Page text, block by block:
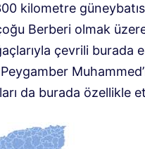
kilometre
Berberi olmak
çevrili burada
da burada özellikle